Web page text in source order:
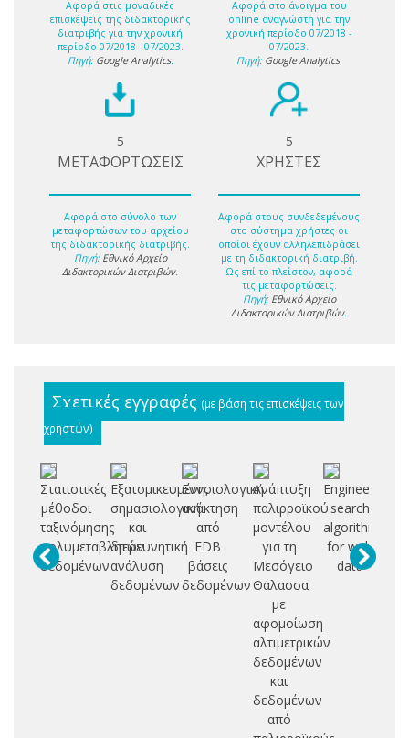
Αφορά στις μοναδικές
επισκέψεις της διδακτορικής
διατριβής για την χρονική
περίοδο 07/2018 - 07/2023.
Πηγή: Google Analytics.
Αφορά στο άνοιγμα του
online αναγνώστη για την
χρονική περίοδο 07/2018 -
07/2023.
Πηγή: Google Analytics.
5
ΜΕΤΑΦΟΡΤΩΣΕΙΣ
Αφορά στο σύνολο των
μεταφορτώσων του αρχείου
της διδακτορικής διατριβής.
Πηγή: Εθνικό Αρχείο
Διδακτορικών Διατριβών.
5
ΧΡΗΣΤΕΣ
Αφορά στους συνδεδεμένους
στο σύστημα χρήστες οι
οποίοι έχουν αλληλεπιδράσει
με τη διδακτορική διατριβή.
Ως επί το πλείστον, αφορά
τις μεταφορτώσεις.
Πηγή: Εθνικό Αρχείο
Διδακτορικών Διατριβών.
Σχετικές εγγραφές (με βάση τις επισκέψεις των
χρηστών)
Στατιστικές
μέθοδοι
ταξινόμησης
πολυμεταβλητών
δεδομένων
Εξατομικευμένη,
σημασιολογική
και
διερευνητική
ανάλυση
δεδομένων
Εννοιολογική
ανάκτηση
από
FDB
βάσεις
δεδομένων
Ανάπτυξη
παλιρροϊκού
μοντέλου
για τη
Μεσόγειο
Θάλασσα
με
αφομοίωση
αλτιμετρικών
δεδομένων
και
δεδομένων
από
Engineering
search
algorithms
for web
data